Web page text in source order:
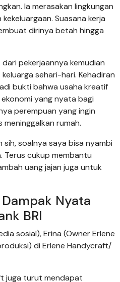
Ia merasakan lingkungan
Suasana kerja
dirinya betah hingga
pekerjaannya kemudian
sehari-hari. Kehadiran
bukti bahwa usaha kreatif
yang nyata bagi
perempuan yang ingin
rumah.
sih, soalnya saya bisa nyambi
Terus cukup membantu
uang jajan juga untuk
Nyata
BRI
sosial), Erina (Owner Erlene
di Erlene Handycraft/
juga turut mendapat